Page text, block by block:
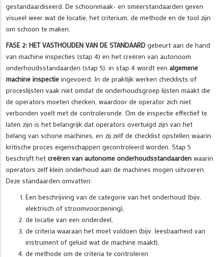
gestandaardiseerd. De schoonmaak- en smeerstandaarden geven
visueel weer wat de locatie, het criterium, de methode en de tool zijn
om schoon te maken.
FASE 2: HET VASTHOUDEN VAN DE STANDAARD gebeurt aan de hand
van machine inspecties (stap 4) en het creëren van autonoom
onderhoudsstandaarden (stap 5). in stap 4 wordt een algemene
machine inspectie ingevoerd. In de praktijk werken checklists of
proceslijsten vaak niet omdat de onderhoudsgroep lijsten maakt die
de operators moeten checken, waardoor de operator zich niet
verbonden voelt met de controleronde. Om de inspectie effectief te
laten zijn is het belangrijk dat operators overtuigd zijn van het
belang van schone machines, en zij zelf de checklist opstellen waarin
kritische proces eigenschappen gecontroleerd worden. Stap 5
beschrijft het creëren van autonome onderhoudsstandaarden waarin
operators zelf klein onderhoud aan de machines mogen uitvoeren.
Deze standaarden omvatten:
Een beschrijving van de categorie van het onderhoud (bijv.
elektrisch of stroomvoorziening),
de locatie van een onderdeel,
de criteria waaraan het moet voldoen (bijv. leesbaarheid van
instrument of geluid wat de machine maakt),
de methode om de criteria te controleren